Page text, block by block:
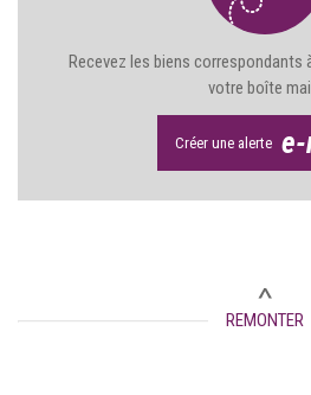
Recevez les biens correspondants
votre boîte
Créer une alerte
REMONTER